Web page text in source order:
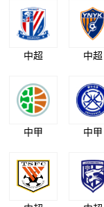
中超 中超
中甲 中甲